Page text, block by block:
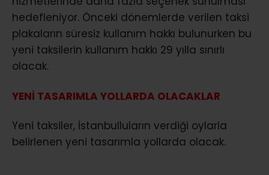
hedefleniyor. Önceki dönemlerde verilen taksi
plakaların süresiz kullanım hakkı bulunurken bu
yeni taksilerin kullanım hakkı 29 yılla sınırlı
olacak.
YENİ TASARIMLA YOLLARDA OLACAKLAR
Yeni taksiler, İstanbulluların verdiği oylarla
belirlenen yeni tasarımla yollarda olacak.